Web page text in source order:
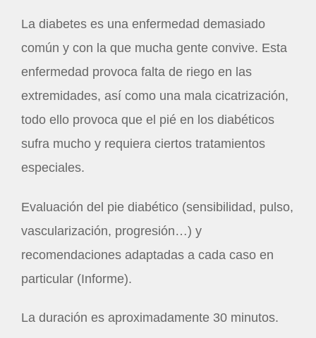
La diabetes es una enfermedad demasiado
común y con la que mucha gente convive. Esta
enfermedad provoca falta de riego en las
extremidades, así como una mala cicatrización,
todo ello provoca que el pié en los diabéticos
sufra mucho y requiera ciertos tratamientos
especiales.
Evaluación del pie diabético (sensibilidad, pulso,
vascularización, progresión…) y
recomendaciones adaptadas a cada caso en
particular (Informe).
La duración es aproximadamente 30 minutos.